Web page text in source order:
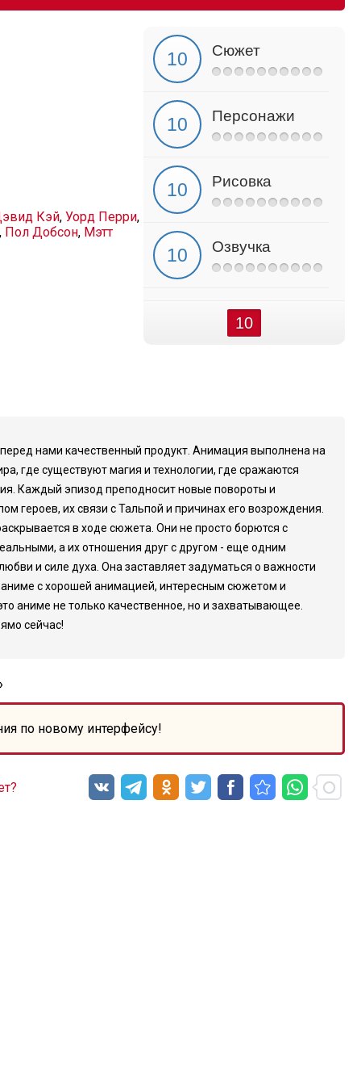
Кэй, Уорд Перри,
, Пол Добсон, Мэтт
Сюжет
Персонажи
Рисовка
Озвучка
10
нами качественный продукт. Анимация выполнена на
где существуют магия и технологии, где сражаются
Каждый эпизод преподносит новые повороты и
героев, их связи с Тальпой и причинах его возрождения.
в ходе сюжета. Они не просто борются с
а их отношения друг с другом - еще одним
и силе духа. Она заставляет задуматься о важности
аниме с хорошей анимацией, интересным сюжетом и
аниме не только качественное, но и захватывающее.
сейчас!
по новому интерфейсу!